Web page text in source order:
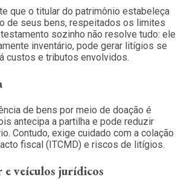
que o titular do patrimônio estabeleça
de seus bens, respeitados os limites
testamento sozinho não resolve tudo: ele
inventário, pode gerar litígios se
custos e tributos envolvidos.
de bens por meio de doação é
antecipa a partilha e pode reduzir
Contudo, exige cuidado com a colação
fiscal (ITCMD) e riscos de litígios.
veículos jurídicos